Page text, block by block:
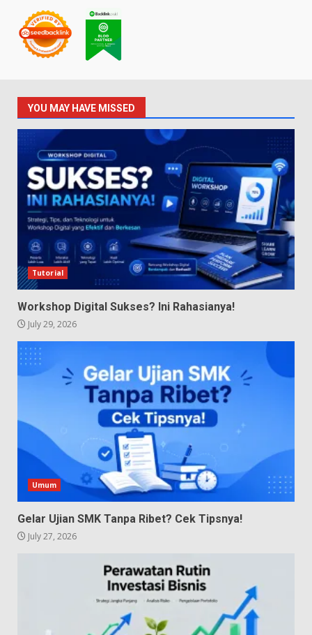
YOU MAY HAVE MISSED
Tutorial
Workshop Digital Sukses? Ini Rahasianya!
July 29, 2026
Umum
Gelar Ujian SMK Tanpa Ribet? Cek Tipsnya!
July 27, 2026